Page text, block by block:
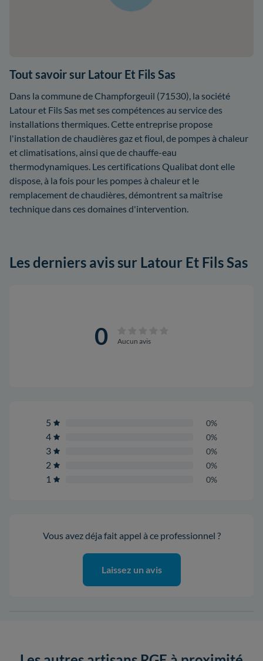
Tout savoir sur Latour Et Fils Sas
Dans la commune de Champforgeuil (71530), la société
Latour et Fils Sas met ses compétences au service des
installations thermiques. Cette entreprise propose
l'installation de chaudières gaz et fioul, de pompes à chaleur
et climatisations, ainsi que de chauffe-eau
thermodynamiques. Les certifications Qualibat dont elle
dispose, à la fois pour les pompes à chaleur et le
remplacement de chaudières, démontrent sa maîtrise
technique dans ces domaines d'intervention.
Les derniers avis sur Latour Et Fils Sas
0 Aucun avis
5 0%
4 0%
3 0%
2 0%
1 0%
Vous avez déja fait appel à ce professionnel ?
Laissez un avis